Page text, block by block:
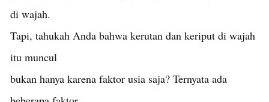
di wajah.
Tapi, tahukah Anda bahwa kerutan dan keriput di wajah
itu muncul
bukan hanya karena faktor usia saja? Ternyata ada